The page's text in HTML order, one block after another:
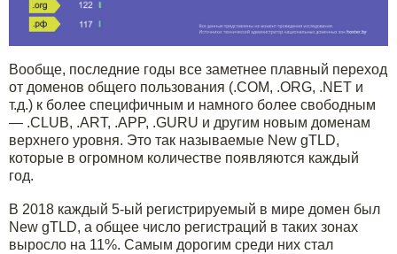
Вообще, последние годы все заметнее плавный переход
от доменов общего пользования (.COM, .ORG, .NET и
т.д.) к более специфичным и намного более свободным
— .CLUB, .ART, .APP, .GURU и другим новым доменам
верхнего уровня. Это так называемые New gTLD,
которые в огромном количестве появляются каждый
год.
В 2018 каждый 5-ый регистрируемый в мире домен был
New gTLD, а общее число регистраций в таких зонах
выросло на 11%. Самым дорогим среди них стал